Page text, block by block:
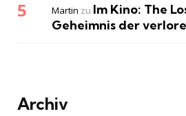
Martin zu Im Kino: The
Geheimnis der
Archiv